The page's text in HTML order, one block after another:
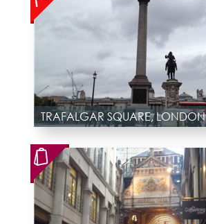
TRAFALGAR SQUARE, LONDON